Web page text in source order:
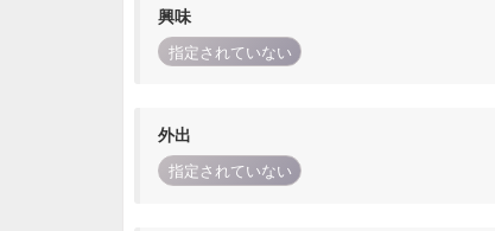
興味
指定されていない
外出
指定されていない